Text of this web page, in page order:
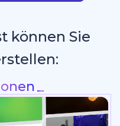
können Sie
so _